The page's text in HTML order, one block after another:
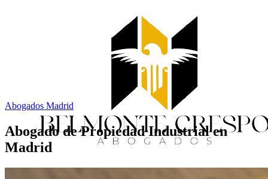
Abogados Madrid
Abogado de Propiedad Industrial en
Madrid